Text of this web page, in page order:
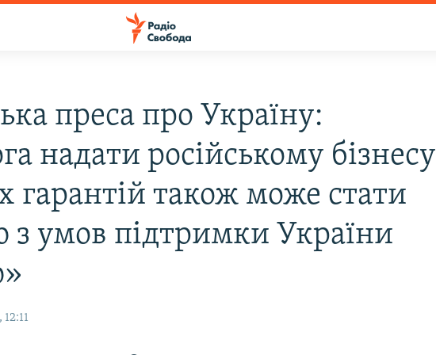
преса про Україну:
надати російському бізнесу
гарантій також може стати
з умов підтримки України